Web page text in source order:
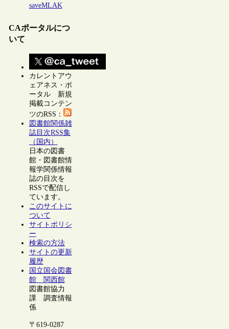
saveMLAK
CAポータルにつ
いて
カレントアウ
ェアネス・ポ
ータル 新規
掲載コンテン
ツのRSS：
図書館関係雑
誌目次RSS集
（国内）
日本の図書
館・図書館情
報学関係情報
誌の目次を
RSSで配信し
ています。
このサイトに
ついて
サイトポリシ
ー
検索の方法
サイトの更新
履歴
国立国会図書
館 関西館
図書館協力
課 調査情報
係
〒619-0287